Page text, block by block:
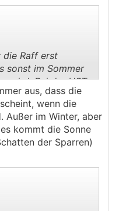
die Raff erst
sonst im Sommer
wird. Bei derHST
man sich dann
Problematik. Also
genau überdenken!
aus, dass die
wenn die
Außer im Winter, aber
kommt die Sonne
der Sparren)